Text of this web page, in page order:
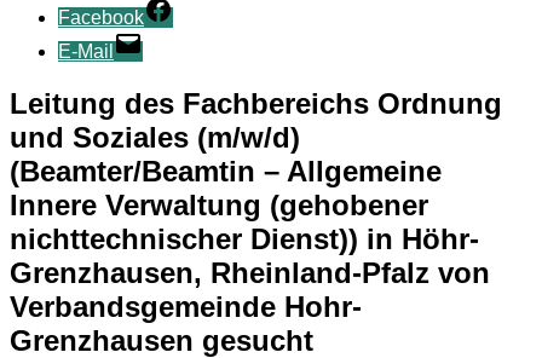
Facebook
E-Mail
Leitung des Fachbereichs Ordnung
und Soziales (m/w/d)
(Beamter/Beamtin – Allgemeine
Innere Verwaltung (gehobener
nichttechnischer Dienst)) in Höhr-
Grenzhausen, Rheinland-Pfalz von
Verbandsgemeinde Hohr-
Grenzhausen gesucht